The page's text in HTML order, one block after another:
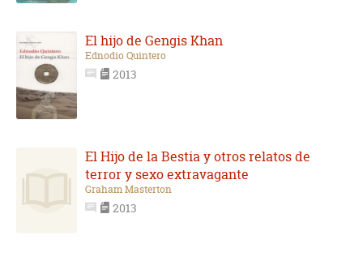
El hijo de Gengis Khan
Ednodio Quintero
2013
El Hijo de la Bestia y otros relatos de
terror y sexo extravagante
Graham Masterton
2013